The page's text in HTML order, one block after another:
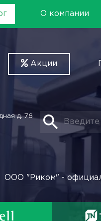
О компании
Акции
д. 76
ООО "Риком" -